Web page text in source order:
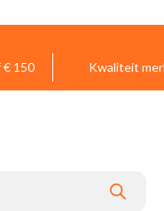
€ 150
Kwaliteit